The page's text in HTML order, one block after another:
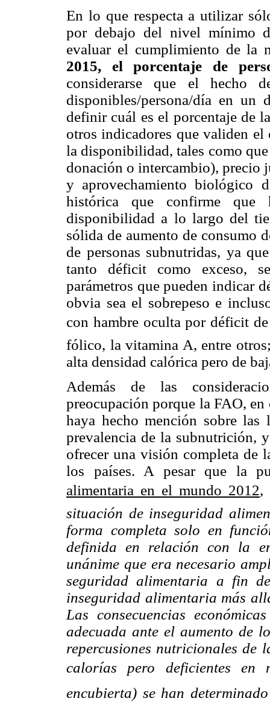
En lo que respecta a utilizar
por debajo del nivel mínimo
evaluar el cumplimiento de la
2015, el porcentaje de
considerarse que el hecho
disponibles/persona/día en un
definir cuál es el porcentaje de
otros indicadores que validen el
la disponibilidad, tales como
donación o intercambio), precio
y aprovechamiento biológico
histórica que confirme que
disponibilidad a lo largo del
sólida de aumento de consumo
de personas subnutridas, ya
tanto déficit como exceso,
parámetros que pueden indicar
obvia sea el sobrepeso e
con hambre oculta por déficit
fólico, la vitamina A, entre
alta densidad calórica pero de
Además de las
preocupación porque la FAO,
haya hecho mención sobre
prevalencia de la subnutrición,
ofrecer una visión completa de
los países. A pesar que la
alimentaria en el mundo 2012,
situación de inseguridad
forma completa solo en
definida en relación con la
unánime que era necesario
seguridad alimentaria a fin
inseguridad alimentaria más
Las consecuencias
adecuada ante el aumento de
repercusiones nutricionales de
calorías pero deficientes en
encubierta) se han